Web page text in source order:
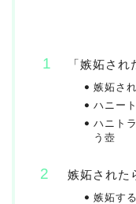
「嫉妬さ
嫉妬さ
ハニー
ハニト
う壺
嫉妬された
嫉妬す